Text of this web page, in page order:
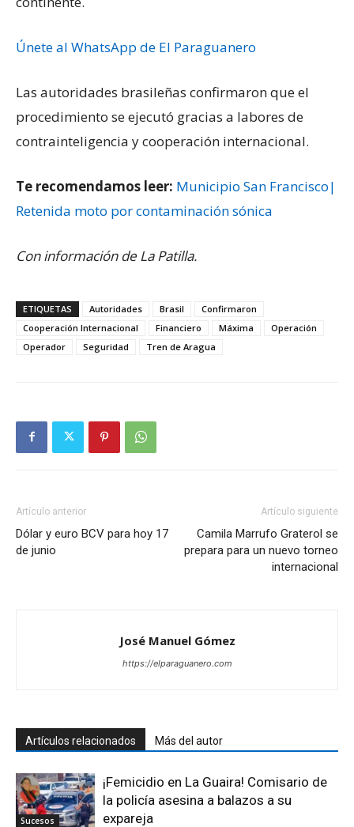
Únete al WhatsApp de El Paraguanero
Las autoridades brasileñas confirmaron que el
procedimiento se ejecutó gracias a labores de
contrainteligencia y cooperación internacional.
Te recomendamos leer: Municipio San Francisco|
Retenida moto por contaminación sónica
Con información de La Patilla.
ETIQUETAS Autoridades Brasil
Confirmaron
Cooperación Internacional
Financiero Máxima
Operación
Operador
Seguridad Tren de Aragua
Artículo anterior
Dólar y euro BCV para hoy 17
de junio
Artículo siguiente
Camila Marrufo Graterol se
prepara para un nuevo torneo
internacional
José Manuel Gómez
https://elparaguanero.com
Artículos relacionados Más del autor
Sucesos
¡Femicidio en La Guaira! Comisario de
la policía asesina a balazos a su
expareja